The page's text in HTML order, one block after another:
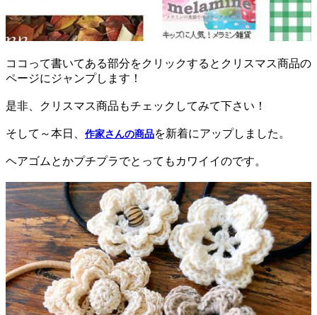
ココって書いてある部分をクリックするとクリスマス商品の
ページにジャンプします！
是非、クリスマス商品もチェックしてみて下さい！
そして～本日、 作家さんの商品を新着にアップしました。
ヘアゴムとかプチプラでとってもカワイイのです。